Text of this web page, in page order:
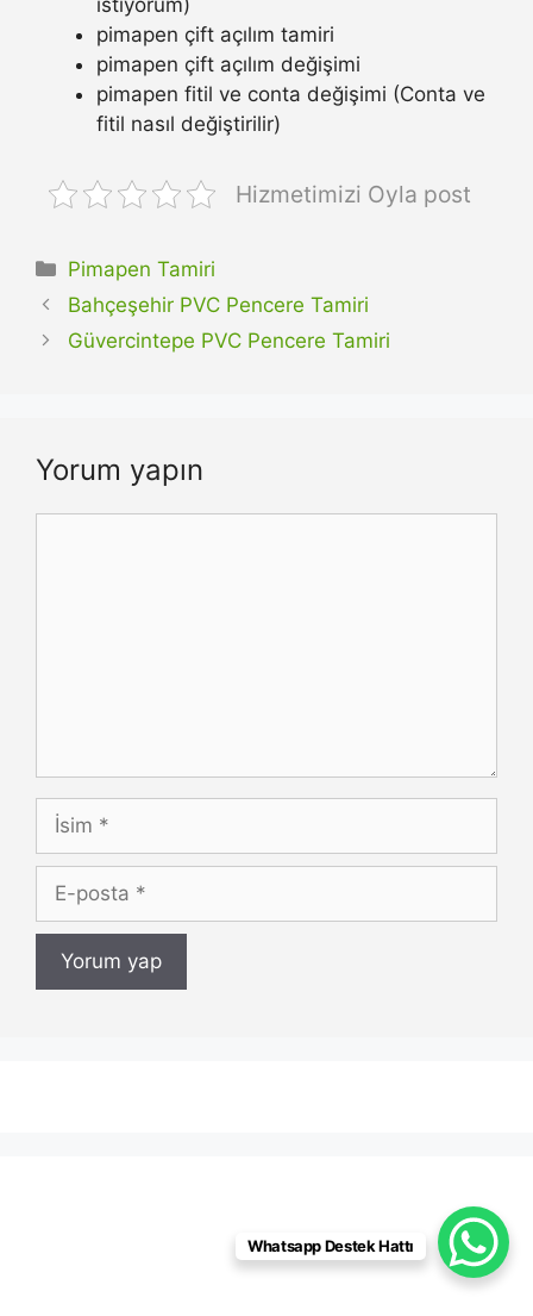
istiyorum)
pimapen çift açılım tamiri
pimapen çift açılım değişimi
pimapen fitil ve conta değişimi (Conta ve
fitil nasıl değiştirilir)
Hizmetimizi Oyla post
Kategoriler
Pimapen Tamiri
Bahçeşehir PVC Pencere Tamiri
Güvercintepe PVC Pencere Tamiri
Yorum yapın
İsim
posta
Whatsapp Destek Hattı